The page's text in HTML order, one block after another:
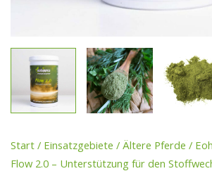
Start / Einsatzgebiete / Ältere Pferde /
Flow 2.0 – Unterstützung für den